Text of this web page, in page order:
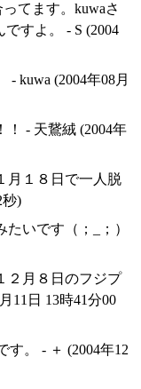
てます。kuwaさ
すよ。 - S (2004
kuwa (2004年08月
！ - 天鵞絨 (2004年
月１８日で一人脱
秒)
いです（；_；）
２月８日のフジプ
11日 13時41分00
す。 - ＋ (2004年12